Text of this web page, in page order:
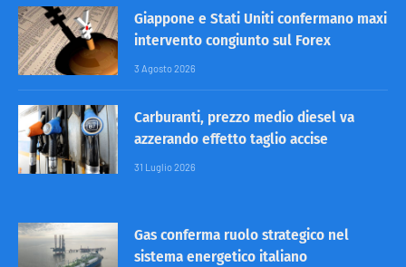
Giappone e Stati Uniti confermano maxi
intervento congiunto sul Forex
3 Agosto 2026
Carburanti, prezzo medio diesel va
azzerando effetto taglio accise
31 Luglio 2026
Gas conferma ruolo strategico nel
sistema energetico italiano